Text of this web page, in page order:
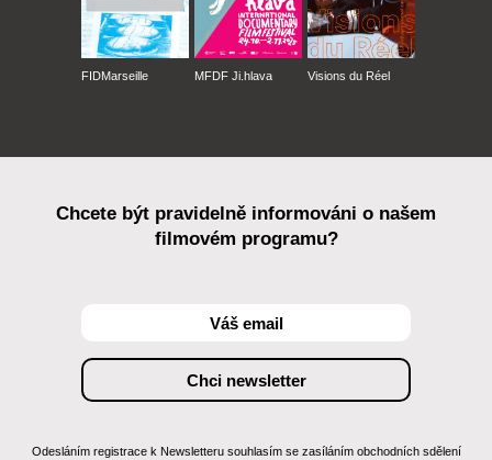
FIDMarseille MFDF Ji.hlava Visions du Réel
Chcete být pravidelně informováni o našem
filmovém programu?
Odesláním registrace k Newsletteru souhlasím se zasíláním obchodních sdělení